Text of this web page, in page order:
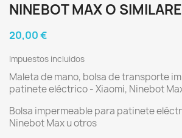
NINEBOT MAX O
20,00 €
Impuestos incluidos
Maleta de mano, bolsa de transporte
patinete eléctrico - Xiaomi, Ninebot
Bolsa impermeable para patinete
Ninebot Max u otros